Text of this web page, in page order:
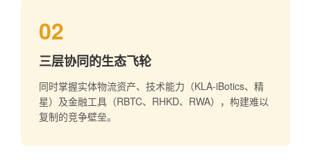
02
三层协同的生态飞轮
同时掌握实体物流资产、技术能力（KLA-iBotics、精
星）及金融工具（RBTC、RHKD、RWA），构建难以
复制的竞争壁垒。